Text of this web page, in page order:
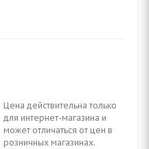
Цена действительна только
для интернет-магазина и
может отличаться от цен в
розничных магазинах.